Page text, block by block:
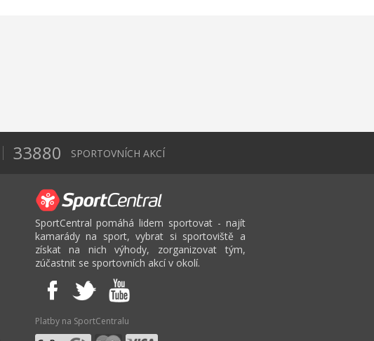
33880 SPORTOVNÍCH AKCÍ
SportCentral pomáhá lidem sportovat - najít
kamarády na sport, vybrat si sportoviště a
získat na nich výhody, zorganizovat tým,
zúčastnit se sportovních akcí v okolí.
Platby na SportCentralu